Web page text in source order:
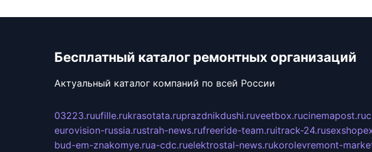
Бесплатный каталог ремонтных организаций
Актуальный каталог компаний по всей России
03223.ruufille.rukrasotata.ruprazdnikdushi.ruveetbox.rucinemapost.ru
eurovision-russia.rustrah-news.rufreeride-team.ruitrack-24.ru
bud-em-znakomye.rua-cdc.ruelektrostal-news.rukorolevremont-